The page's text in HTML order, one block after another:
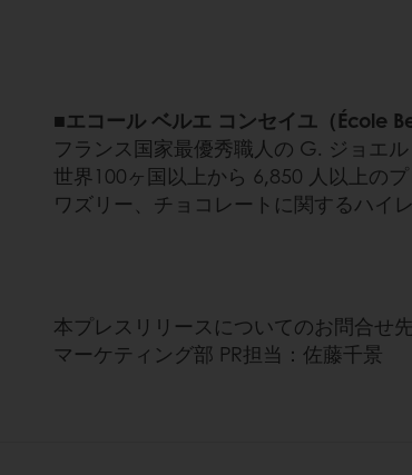
■エコール ベルエ コンセイユ（École
フランス国家最優秀職人の G. ジョエ
世界100ヶ国以上から 6,850 人以上の
ワズリー、チョコレートに関するハイ
本プレスリリースについてのお問合せ先
マーケティング部 PR担当：佐藤千景